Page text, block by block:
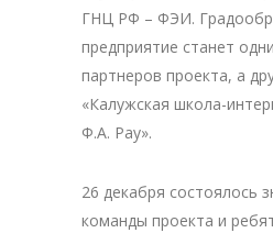
ГНЦ РФ – ФЭИ.
предприятие станет
партнеров проекта, а
«Калужская школа-
Ф.А. Рау».
26 декабря состоялось
команды проекта и